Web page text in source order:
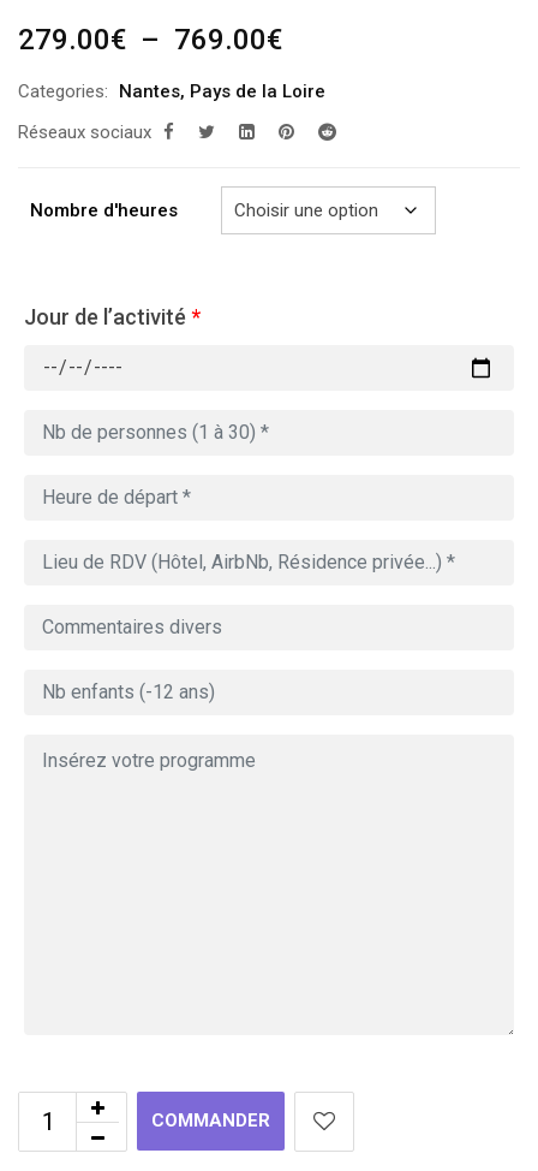
279.00€ – 769.00€Plage
prix :
279.00€
769.00€
Categories: Nantes, Pays de la Loire
Réseaux sociaux
Nombre d'heures
Jour de l’activité *
COMMANDER